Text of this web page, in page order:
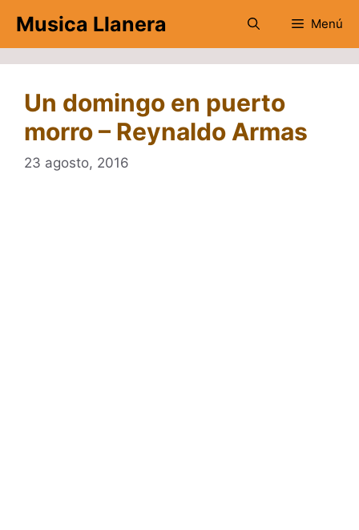
contenido
Musica Llanera Menú
Un domingo en puerto
morro – Reynaldo Armas
23 agosto, 2016